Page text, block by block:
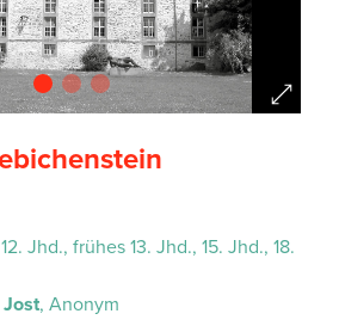
Karte betrachten wollen,
über Ihre
GoogleMaps an den
Jhd., frühes 13. Jhd., 15. Jhd., 18.
, Anonym